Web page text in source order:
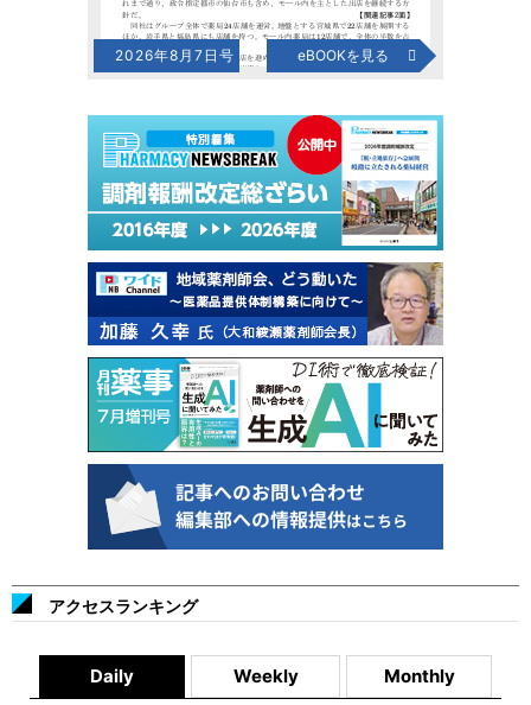
2026年8月7日号 eBOOKを見る
アクセスランキング
Daily Weekly Monthly